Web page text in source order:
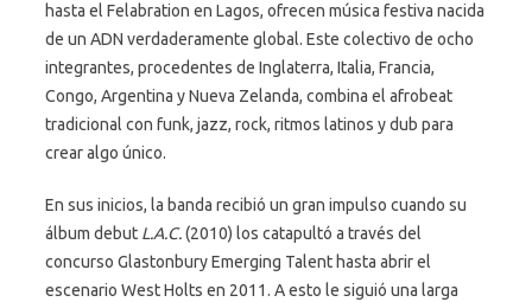
hasta el Felabration en Lagos, ofrecen música festiva nacida
de un ADN verdaderamente global. Este colectivo de ocho
integrantes, procedentes de Inglaterra, Italia, Francia,
Congo, Argentina y Nueva Zelanda, combina el afrobeat
tradicional con funk, jazz, rock, ritmos latinos y dub para
crear algo único.
En sus inicios, la banda recibió un gran impulso cuando su
álbum debut L.A.C.(2010) los catapultó a través del
concurso Glastonbury Emerging Talent hasta abrir el
escenario West Holts en 2011. A esto le siguió una larga